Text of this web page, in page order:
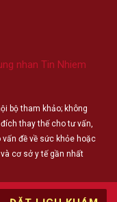
bộ tham khảo; không
thay thế cho tư vấn,
đề về sức khỏe hoặc
cơ sở y tế gần nhất